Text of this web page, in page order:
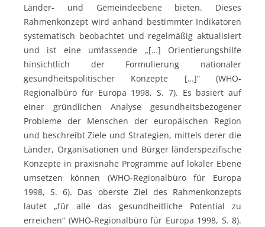
Länder- und Gemeindeebene bieten. Dieses
Rahmenkonzept wird anhand bestimmter Indikatoren
systematisch beobachtet und regelmäßig aktualisiert
und ist eine umfassende „[…] Orientierungshilfe
hinsichtlich der Formulierung nationaler
gesundheitspolitischer Konzepte […]“ (WHO-
Regionalbüro für Europa 1998, S. 7). Es basiert auf
einer gründlichen Analyse gesundheitsbezogener
Probleme der Menschen der europäischen Region
und beschreibt Ziele und Strategien, mittels derer die
Länder, Organisationen und Bürger länderspezifische
Konzepte in praxisnahe Programme auf lokaler Ebene
umsetzen können (WHO-Regionalbüro für Europa
1998, S. 6). Das oberste Ziel des Rahmenkonzepts
lautet „für alle das gesundheitliche Potential zu
erreichen“ (WHO-Regionalbüro für Europa 1998, S. 8).